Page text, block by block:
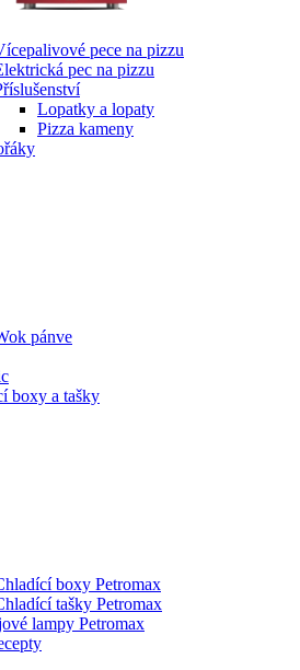
pece na pizzu
pec na pizzu
Lopatky a lopaty
Pizza kameny
pánve
boxy a tašky
boxy Petromax
tašky Petromax
lampy Petromax